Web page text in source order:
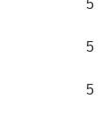
5
5
5